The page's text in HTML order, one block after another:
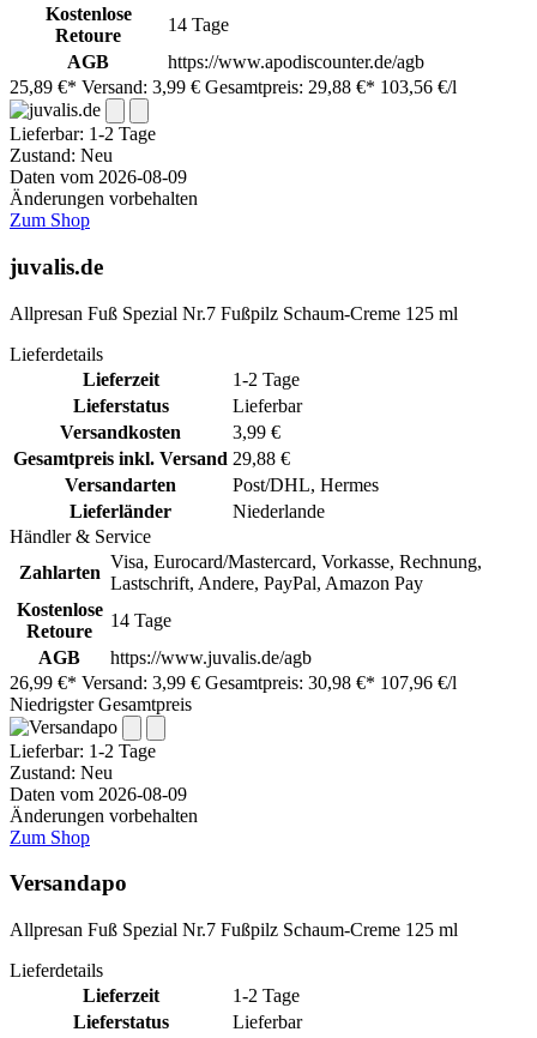
Kostenlose
Retoure
14 Tage
AGB
https://www.apodiscounter.de/agb
25,89 €* Versand: 3,99 € Gesamtpreis: 29,88 €* 103,56 €/l
Lieferbar: 1-2 Tage
Zustand: Neu
Daten vom 2026-08-09
Änderungen vorbehalten
Zum Shop
juvalis.de
Allpresan Fuß Spezial Nr.7 Fußpilz Schaum-Creme 125 ml
Lieferdetails
Lieferzeit
1-2 Tage
Lieferstatus
Lieferbar
Versandkosten
3,99 €
Gesamtpreis inkl. Versand 29,88 €
Versandarten
Post/DHL, Hermes
Lieferländer
Niederlande
Händler & Service
Zahlarten
Visa, Eurocard/Mastercard, Vorkasse, Rechnung,
Lastschrift, Andere, PayPal, Amazon Pay
Kostenlose
Retoure
14 Tage
AGB
https://www.juvalis.de/agb
26,99 €* Versand: 3,99 € Gesamtpreis: 30,98 €* 107,96 €/l
Niedrigster Gesamtpreis
Lieferbar: 1-2 Tage
Zustand: Neu
Daten vom 2026-08-09
Änderungen vorbehalten
Zum Shop
Versandapo
Allpresan Fuß Spezial Nr.7 Fußpilz Schaum-Creme 125 ml
Lieferdetails
Lieferzeit
1-2 Tage
Lieferstatus
Lieferbar